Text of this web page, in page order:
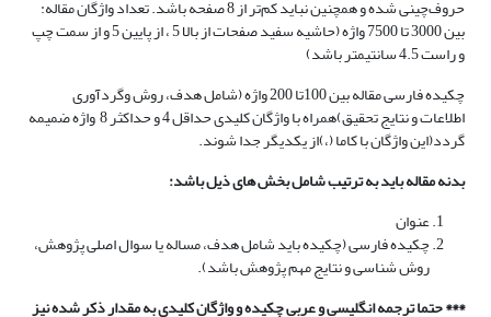
حروف‌چینی شده و همچنین نباید کم‌تر از 8 صفحه باشد. تعداد واژگان مقاله:
بین 3000 تا 7500 واژه (حاشیه سفید صفحات از بالا 5 ، از پایین 5 و از سمت چپ
و راست 4.5 سانتی­متر باشد)
چکیده فارسی مقاله بین 100تا 200 واژه (شامل هدف، روش وگردآوری
اطلاعات و نتایج تحقیق)همراه با واژگان کلیدی حداقل 4 و حداکثر 8 واژه ضمیمه
گردد(این واژگان با کاما (،)از یکدیگر جدا شوند.
بدنه مقاله باید به ترتیب شامل بخش های ذیل باشد:
عنوان
چکیده فارسی (چکیده باید شامل هدف، مساله یا سوال اصلی پژوهش،
روش شناسی و نتایج مهم پژوهش باشد).
*** حتما ترجمه انگلیسی و عربی چکیده و واژگان کلیدی به مقدار ذکر شده نیز